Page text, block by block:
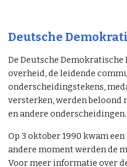
Deutsche
De Deutsche Demokratische
overheid, de leidende
onderscheidingstekens,
versterken, werden beloond
en andere onderscheidingen.
Op 3 oktober 1990 kwam
andere moment werden de
Voor meer informatie over